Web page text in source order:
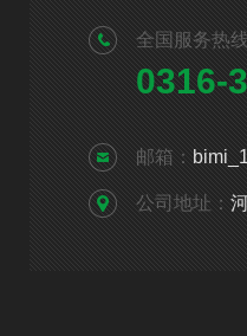
全国服务热线
0316-
邮箱：
公司地址：